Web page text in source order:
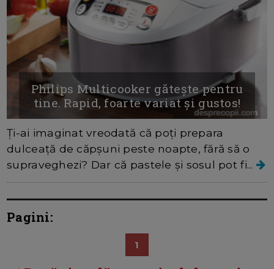
Philips Multicooker gătește pentru
tine. Rapid, foarte variat și gustos!
Ți-ai imaginat vreodată că poți prepara
dulceață de căpșuni peste noapte, fără să o
supraveghezi? Dar că pastele și sosul pot fi...
Pagini:
1